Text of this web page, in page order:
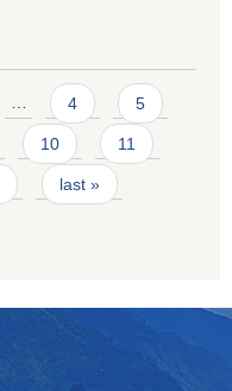
… 4 5
10 11
last »